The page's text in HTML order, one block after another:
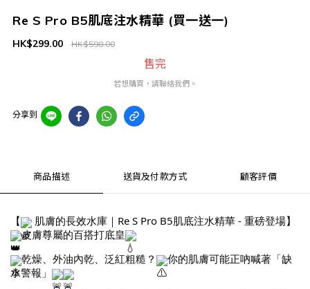
Re S Pro B5肌底注水精華 (買一送一)
HK$598.00
HK$299.00
售完
若想購買，請聯絡我們。
分享到
商品描述 送貨及付款方式 顧客評價
【 肌膚的長效水庫｜ Re S Pro B5肌底注水精華 - 重磅登場】
皮膚尊屬的百搭打底皇
乾燥、外油內乾、泛紅粗糙？
你的肌膚可能正吶喊著「缺
水警報」